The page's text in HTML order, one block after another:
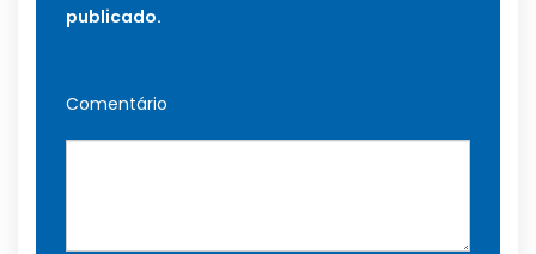
publicado.
Comentário